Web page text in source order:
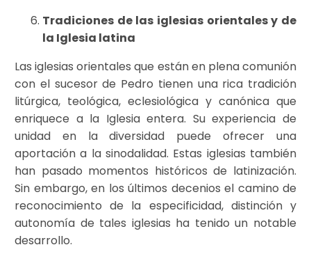
Tradiciones de las iglesias orientales y de
la Iglesia latina
Las iglesias orientales que están en plena comunión
con el sucesor de Pedro tienen una rica tradición
litúrgica, teológica, eclesiológica y canónica que
enriquece a la Iglesia entera. Su experiencia de
unidad en la diversidad puede ofrecer una
aportación a la sinodalidad. Estas iglesias también
han pasado momentos históricos de latinización.
Sin embargo, en los últimos decenios el camino de
reconocimiento de la especificidad, distinción y
autonomía de tales iglesias ha tenido un notable
desarrollo.